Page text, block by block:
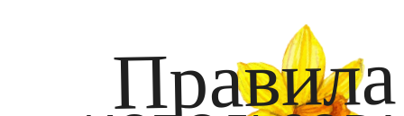
Пожалуйста, сообщите администратору о наличии
Мы рекомендуем резервировать столы заранее,
чтобы мы предложили вам лучшее место.